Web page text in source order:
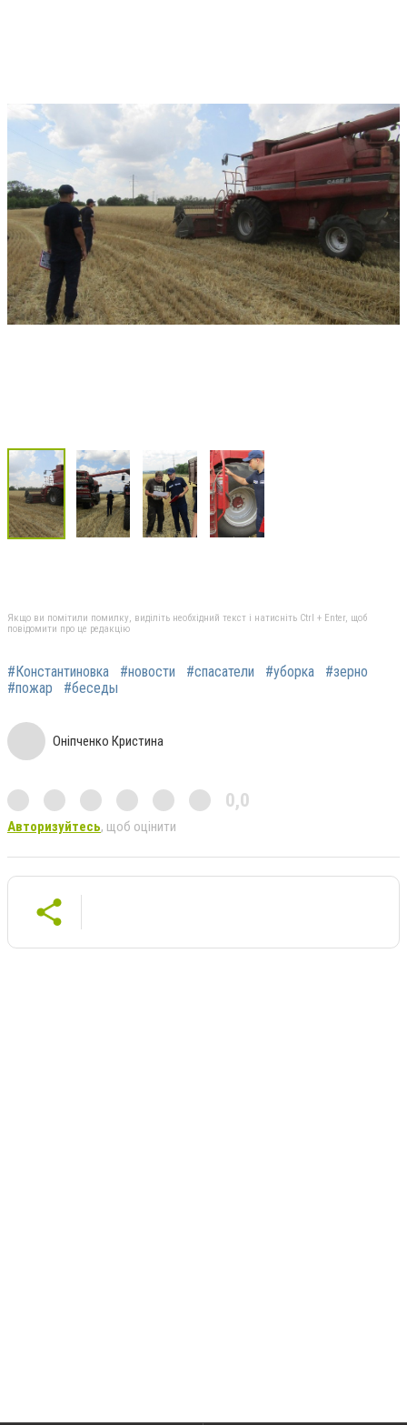
Якщо ви помітили помилку, виділіть необхідний текст і натисніть Ctrl + Enter, щоб
повідомити про це редакцію
#Константиновка #новости #спасатели #уборка
#зерно
#пожар
#беседы
Оніпченко Кристина
0,0
Авторизуйтесь, щоб оцінити